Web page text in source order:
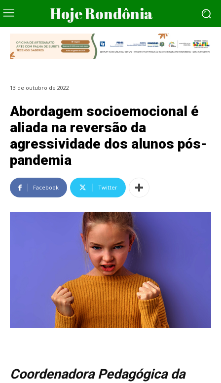
Hoje Rondônia
13 de outubro de 2022
Abordagem socioemocional é
aliada na reversão da
agressividade dos alunos pós-
pandemia
Facebook Twitter
Coordenadora Pedagógica da